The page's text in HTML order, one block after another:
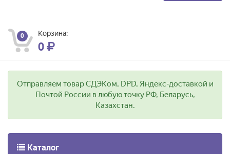
0 Корзина:
0
Отправляем товар СДЭКом, DPD, Яндекс-доставкой и
Почтой России в любую точку РФ, Беларусь,
Казахстан.
Каталог